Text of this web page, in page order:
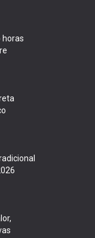
horas